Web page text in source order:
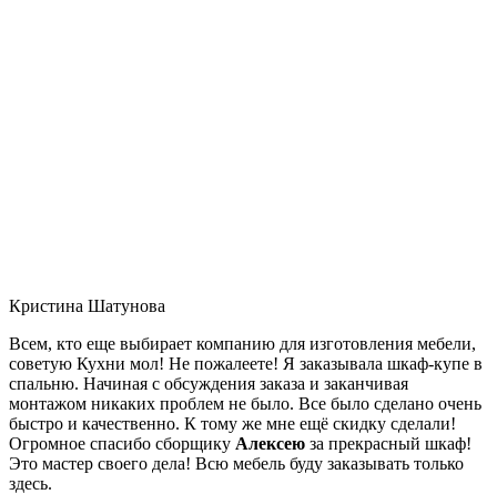
Кристина Шатунова
Всем, кто еще выбирает компанию для изготовления мебели,
советую Кухни мол! Не пожалеете! Я заказывала шкаф-купе в
спальню. Начиная с обсуждения заказа и заканчивая
монтажом никаких проблем не было. Все было сделано очень
быстро и качественно. К тому же мне ещё скидку сделали!
Огромное спасибо сборщику Алексею за прекрасный шкаф!
Это мастер своего дела! Всю мебель буду заказывать только
здесь.